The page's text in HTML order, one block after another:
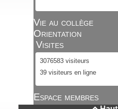
Vie au collège
Orientation
Visites
3076583 visiteurs
39 visiteurs en ligne
Espace membres